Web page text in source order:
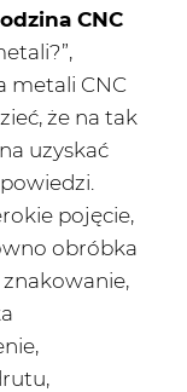
CNC
metali CNC
że na tak
uzyskać
pojęcie,
obróbka
znakowanie,